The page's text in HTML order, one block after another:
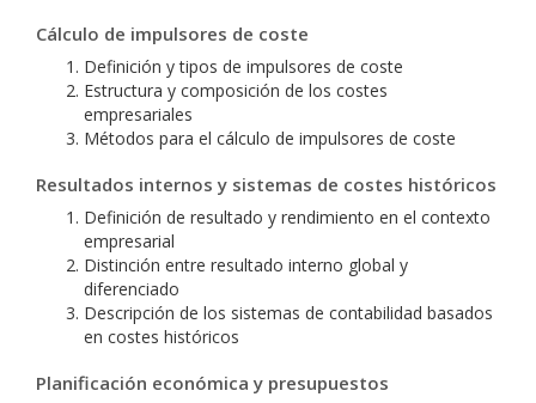
Cálculo de impulsores de coste
Definición y tipos de impulsores de coste
Estructura y composición de los costes
empresariales
Métodos para el cálculo de impulsores de coste
Resultados internos y sistemas de costes históricos
Definición de resultado y rendimiento en el contexto
empresarial
Distinción entre resultado interno global y
diferenciado
Descripción de los sistemas de contabilidad basados
en costes históricos
Planificación económica y presupuestos